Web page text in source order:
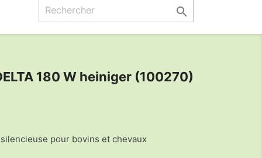

180 W heiniger (100270)
pour bovins et chevaux